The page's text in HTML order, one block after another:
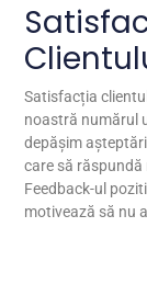
Satisfacția
noastră numărul
depășim
care să răspundă
Feedback-ul
motivează să nu